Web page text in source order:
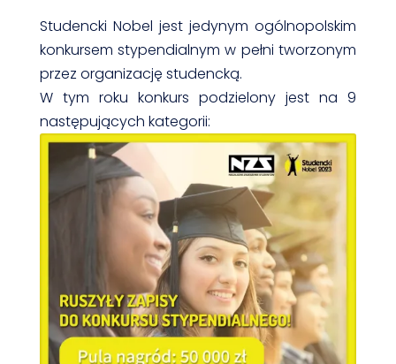
Studencki Nobel jest jedynym ogólnopolskim
konkursem stypendialnym w pełni tworzonym
przez organizację studencką.
W tym roku konkurs podzielony jest na 9
następujących kategorii: